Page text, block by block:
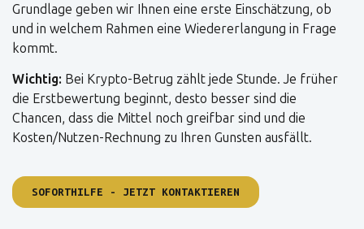
Grundlage geben wir Ihnen eine erste Einschätzung, ob
und in welchem Rahmen eine Wiedererlangung in Frage
kommt.
Wichtig: Bei Krypto-Betrug zählt jede Stunde. Je früher
die Erstbewertung beginnt, desto besser sind die
Chancen, dass die Mittel noch greifbar sind und die
Kosten/Nutzen-Rechnung zu Ihren Gunsten ausfällt.
SOFORTHILFE - JETZT KONTAKTIEREN